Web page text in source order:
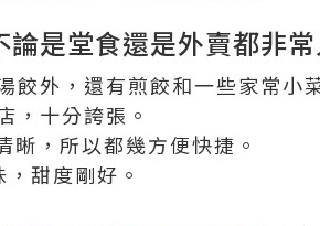
是堂食還是外賣都非
餃外，還有煎餃和一些家常小
，十分誇張。
，所以都幾方便快捷。
甜度剛好。